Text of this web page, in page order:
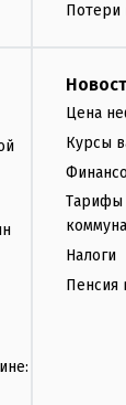
Потери
Цена
Курсы
Тарифы
Налоги
Пенсия